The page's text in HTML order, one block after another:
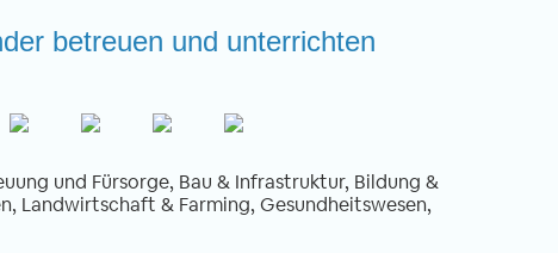
betreuen und unterrichten
und Fürsorge, Bau & Infrastruktur, Bildung &
Landwirtschaft & Farming, Gesundheitswesen,